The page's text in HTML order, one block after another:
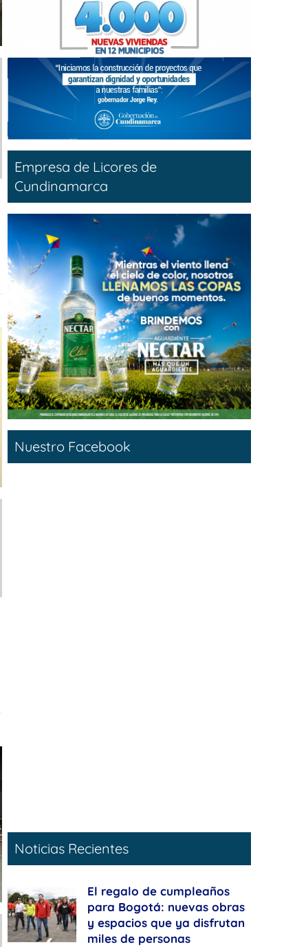
Empresa de Licores de
Cundinamarca
Nuestro Facebook
Noticias Recientes
El regalo de cumpleaños
para Bogotá: nuevas obras
y espacios que ya disfrutan
miles de personas